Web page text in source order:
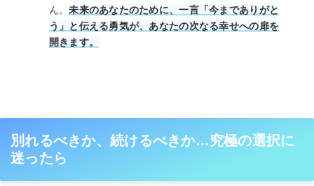
ん。未来のあなたのために、一言「今までありがと
う」と伝える勇気が、あなたの次なる幸せへの扉を
開きます。
別れるべきか、続けるべきか…究極の選択に
迷ったら